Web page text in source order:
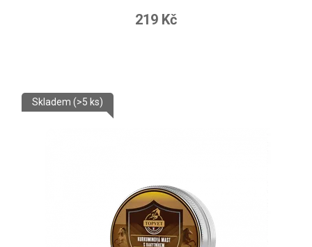
219 Kč
Skladem (>5 ks)